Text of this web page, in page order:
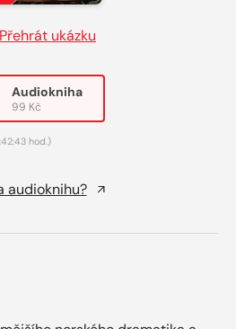
Přehrát ukázku
Audiokniha
99 Kč
hod.)
audioknihu?